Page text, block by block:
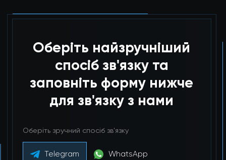
Оберіть найзручніший
спосіб зв'язку та
заповніть форму нижче
для зв'язку з нами
Оберіть зручний спосіб зв'язку
Telegram WhatsApp